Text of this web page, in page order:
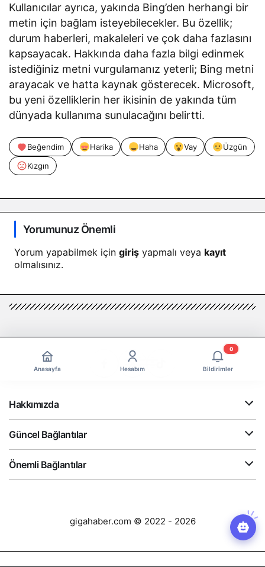
Kullanıcılar ayrıca, yakında Bing’den herhangi bir
metin için bağlam isteyebilecekler. Bu özellik;
durum haberleri, makaleleri ve çok daha fazlasını
kapsayacak. Hakkında daha fazla bilgi edinmek
istediğiniz metni vurgulamanız yeterli; Bing metni
arayacak ve hatta kaynak gösterecek. Microsoft,
bu yeni özelliklerin her ikisinin de yakında tüm
dünyada kullanıma sunulacağını belirtti.
Beğendim Harika Haha Vay
Üzgün
Kızgın
Yorumunuz Önemli
Yorum yapabilmek için giriş yapmalı veya kayıt
olmalısınız.
Anasayfa Hesabım Bildirimler
0
Hakkımızda
Güncel Bağlantılar
Önemli Bağlantılar
gigahaber.com © 2022 - 2026